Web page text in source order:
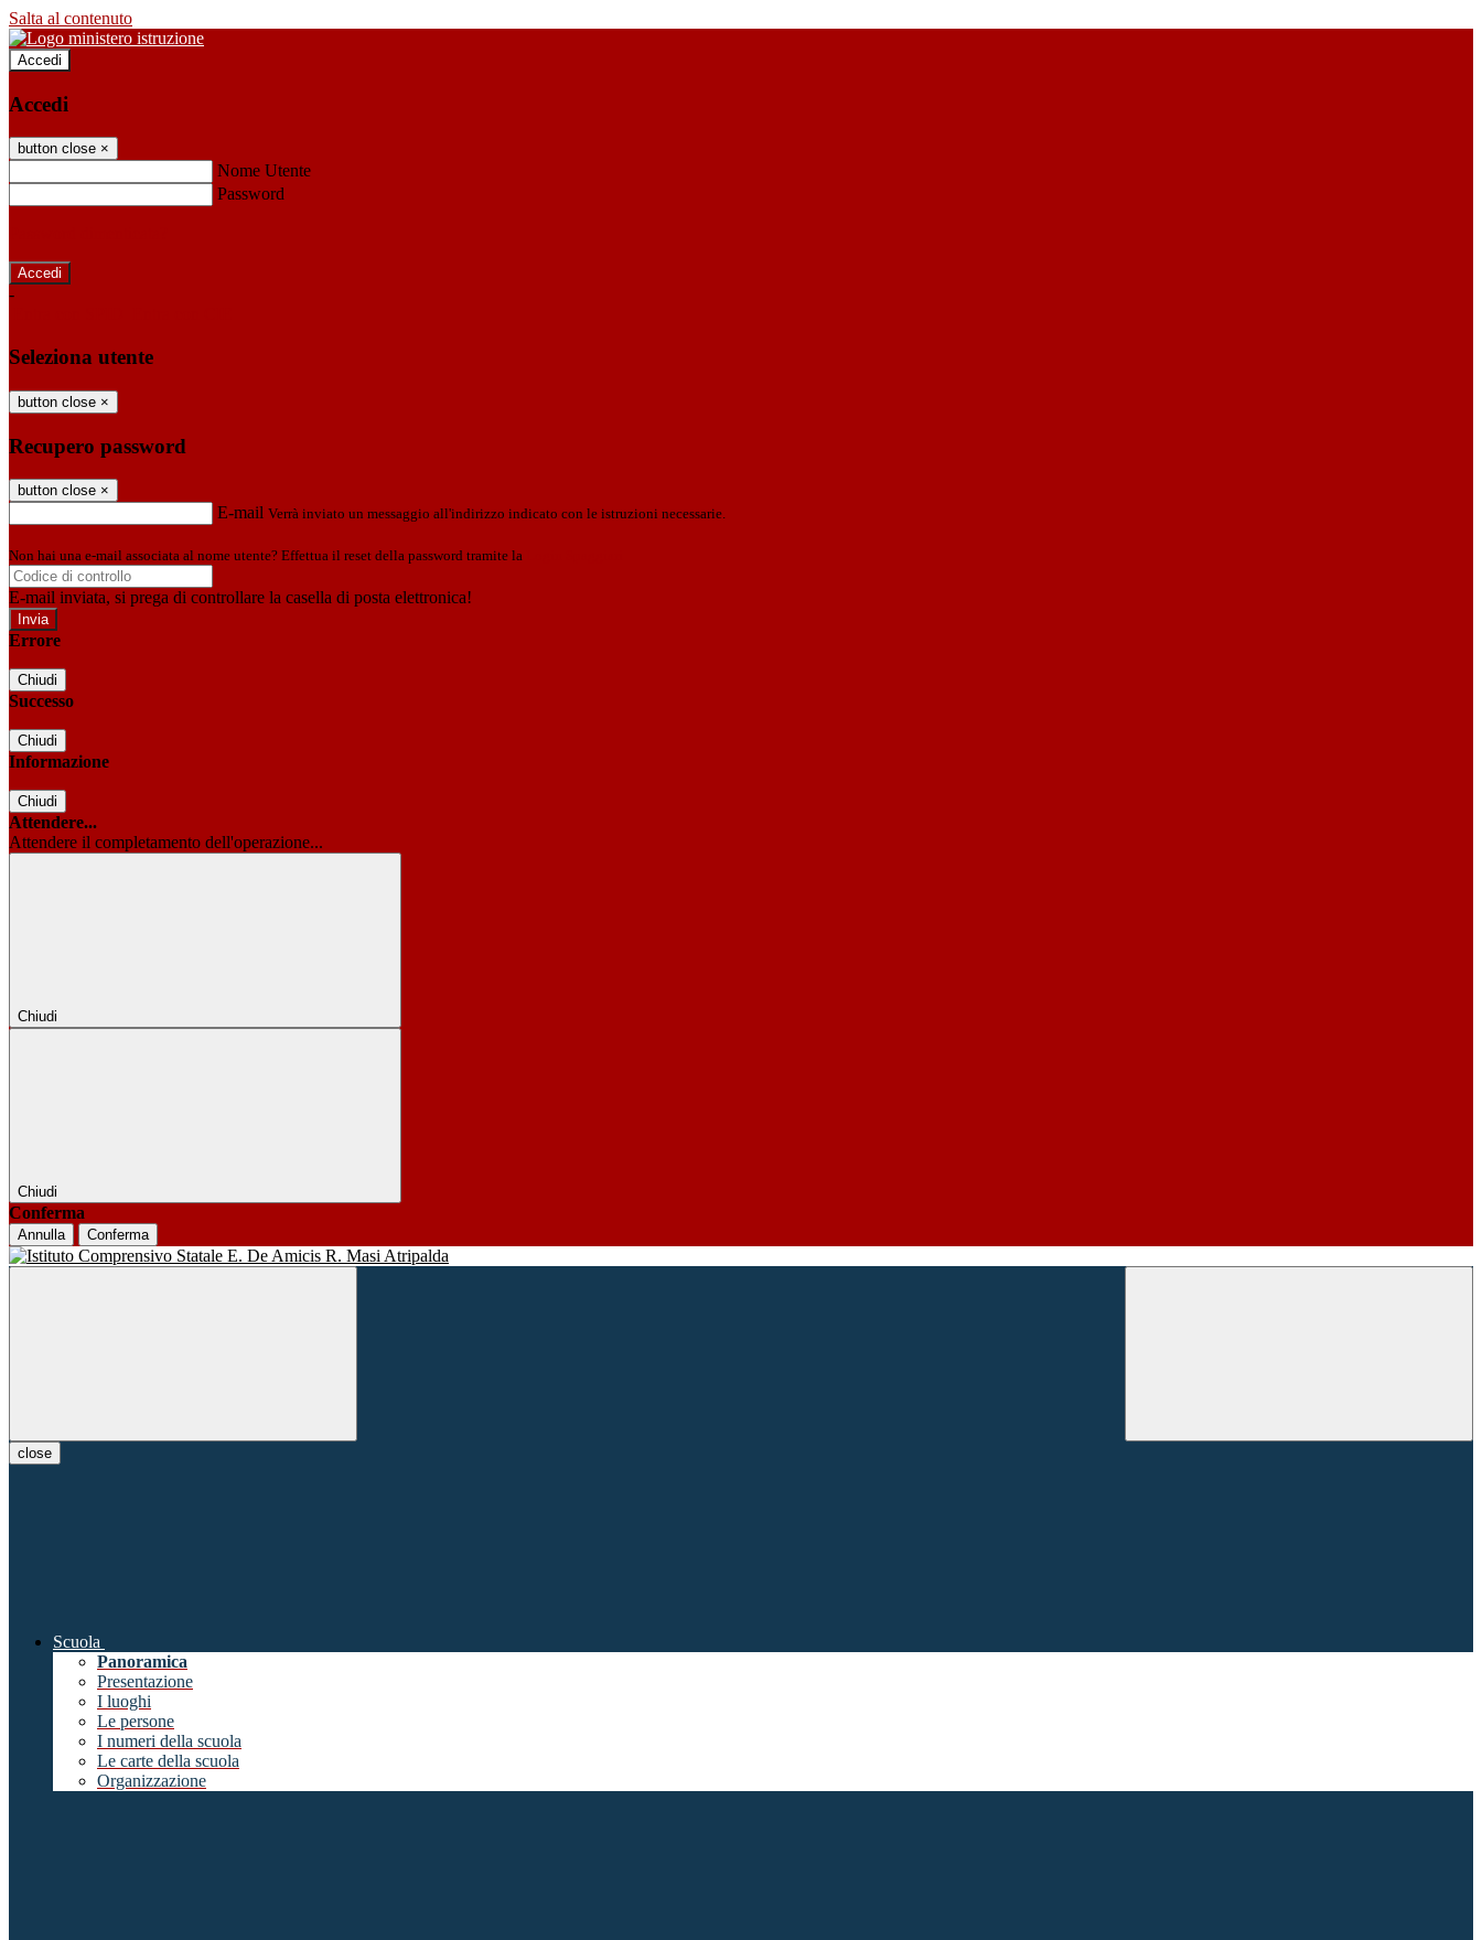
Salta al contenuto
Accedi
Accedi
button close ×
Nome Utente
Password
-
Seleziona utente
button close ×
Recupero password
button close ×
E-mail Verrà inviato un messaggio all'indirizzo indicato con le istruzioni necessarie.
Non hai una e-mail associata al nome utente? Effettua il reset della password tramite la
E-mail inviata, si prega di controllare la casella di posta elettronica!
Errore
Chiudi
Successo
Chiudi
Informazione
Chiudi
Attendere...
Attendere il completamento dell'operazione...
Chiudi
Chiudi
Conferma
Annulla Conferma
close
Scuola
Panoramica
Presentazione
I luoghi
Le persone
I numeri della scuola
Le carte della scuola
Organizzazione